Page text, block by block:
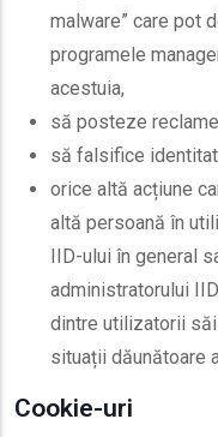
malware” care pot
programele
acestuia,
să posteze
să falsifice
orice altă acțiune
altă persoană în
IID-ului în general
administratorului
dintre utilizatorii
situații dăunătoare
Cookie-uri